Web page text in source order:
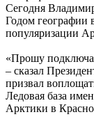
Сегодня
Годом географии
популяризации
«Прошу
– сказал
призвал
Ледовая база
Арктики в